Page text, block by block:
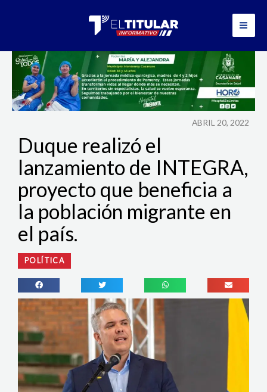
ABRIL 20, 2022
Duque realizó el
lanzamiento de INTEGRA,
proyecto que beneficia a
la población migrante en
el país.
POLÍTICA